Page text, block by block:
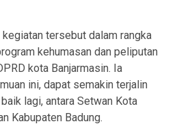
kegiatan tersebut dalam rangka
kehumasan dan peliputan
kota Banjarmasin. Ia
ini, dapat semakin terjalin
lagi, antara Setwan Kota
Kabupaten Badung.